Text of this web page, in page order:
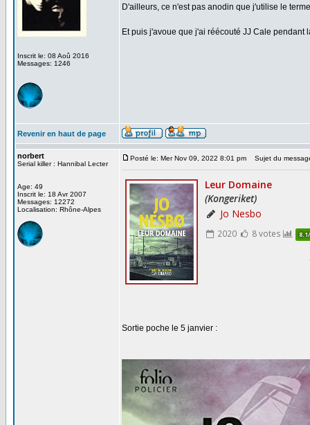
Inscrit le: 08 Aoû 2016
Messages: 1246
D'ailleurs, ce n'est pas anodin que j'utilise le
Et puis j'avoue que j'ai réécouté JJ Cale pendant
Revenir en haut de page
norbert
Serial killer : Hannibal Lecter
Age: 49
Inscrit le: 18 Avr 2007
Messages: 12272
Localisation: Rhône-Alpes
Posté le: Mer Nov 09, 2022 8:01 pm Sujet du
Sortie poche le 5 janvier :